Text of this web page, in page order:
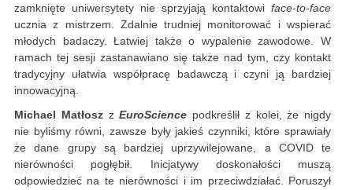
zamknięte uniwersytety nie sprzyjają kontaktowi face-to-face
ucznia z mistrzem. Zdalnie trudniej monitorować i wspierać
młodych badaczy. Łatwiej także o wypalenie zawodowe. W
ramach tej sesji zastanawiano się także nad tym, czy kontakt
tradycyjny ułatwia współpracę badawczą i czyni ją bardziej
innowacyjną.
Michael MatłoszzEuroScience podkreślił z kolei, że nigdy
nie byliśmy równi, zawsze były jakieś czynniki, które sprawiały
że dane grupy są bardziej uprzywilejowane, a COVID te
nierówności pogłębił. Inicjatywy doskonałości muszą
odpowiedzieć na te nierówności i im przeciwdziałać. Poruszył